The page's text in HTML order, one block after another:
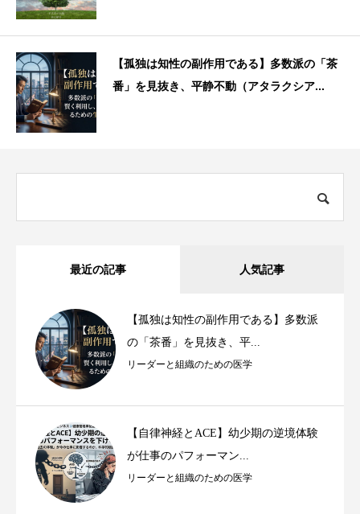
【孤独は知性の副作用である】多数派の「茶
番」を見抜き、平静不動（アタラクシア...
最近の記事 人気記事
【孤独は知性の副作用である】多数派
の「茶番」を見抜き、平...
リーダーと組織のための医学
【自律神経とACE】幼少期の逆境体験
が仕事のパフォーマン...
リーダーと組織のための医学